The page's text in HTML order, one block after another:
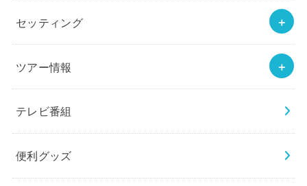
セッティング
ツアー情報
テレビ番組
便利グッズ